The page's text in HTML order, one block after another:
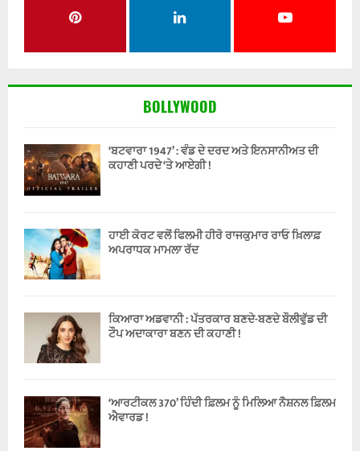
BOLLYWOOD
‘ਬਟਵਾਰਾ 1947’ : ਵੰਡ ਦੇ ਦਰਦ ਅਤੇ ਇਨਸਾਨੀਅਤ ਦੀ
ਕਹਾਣੀ ਪਰਦੇ ‘ਤੇ ਆਏਗੀ !
ਹਾਈ ਕੋਰਟ ਵਲੋਂ ਫਿਲਮੀ ਹੀਰੋ ਰਾਜਕੁਮਾਰ ਰਾਓ ਖ਼ਿਲਾਫ਼
ਅਪਰਾਧਕ ਮਾਮਲਾ ਰੱਦ
ਕਿਆਰਾ ਅਡਵਾਨੀ : ਪੱਤਰਕਾਰ ਬਣਦੇ-ਬਣਦੇ ਬੌਲੀਵੁੱਡ ਦੀ
ਟੌਪ ਅਦਾਕਾਰਾ ਬਣਨ ਦੀ ਕਹਾਣੀ !
‘ਆਰਟੀਕਲ 370’ ਹਿੰਦੀ ਫ਼ਿਲਮ ਨੂੰ ਮਿਲਿਆ ਨੈਸ਼ਨਲ ਫ਼ਿਲਮ
ਐਵਾਰਡ !